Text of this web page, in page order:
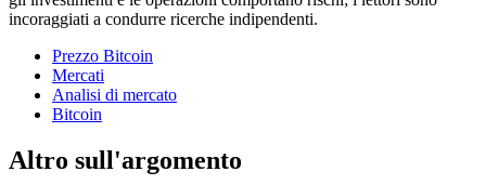
incoraggiati a condurre ricerche indipendenti.
Prezzo Bitcoin
Mercati
Analisi di mercato
Bitcoin
Altro sull'argomento